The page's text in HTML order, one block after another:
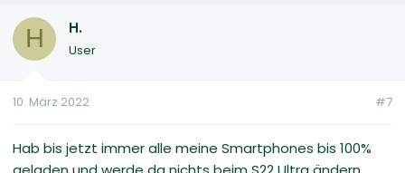
H H.
User
10. März 2022 #7
Hab bis jetzt immer alle meine Smartphones bis 100%